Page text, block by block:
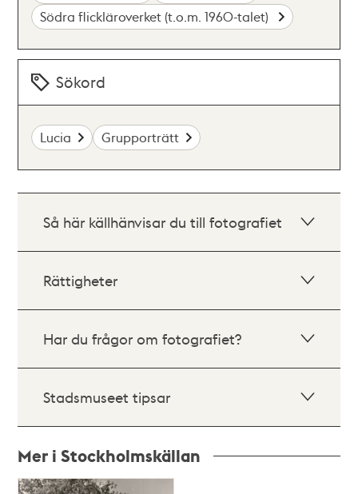
Södra flickläroverket (t.o.m. 1960-talet)
Sökord
Lucia Grupporträtt
Så här källhänvisar du till fotografiet
Rättigheter
Har du frågor om fotografiet?
Stadsmuseet tipsar
Mer i Stockholmskällan
Relaterade